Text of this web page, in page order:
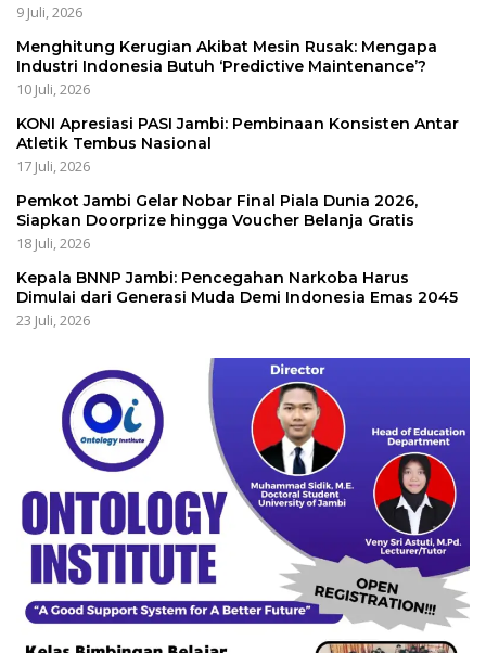
9 Juli, 2026
Menghitung Kerugian Akibat Mesin Rusak: Mengapa
Industri Indonesia Butuh ‘Predictive Maintenance’?
10 Juli, 2026
KONI Apresiasi PASI Jambi: Pembinaan Konsisten Antar
Atletik Tembus Nasional
17 Juli, 2026
Pemkot Jambi Gelar Nobar Final Piala Dunia 2026,
Siapkan Doorprize hingga Voucher Belanja Gratis
18 Juli, 2026
Kepala BNNP Jambi: Pencegahan Narkoba Harus
Dimulai dari Generasi Muda Demi Indonesia Emas 2045
23 Juli, 2026